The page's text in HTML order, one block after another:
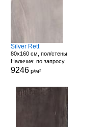
Silver Rett
80x160 см, пол/стены
Наличие: по запросу
9246р/м²